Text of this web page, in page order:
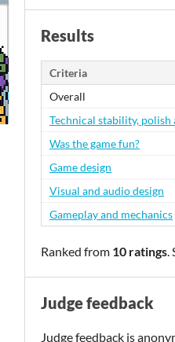
Results
Criteria
Overall
Technical stability, polish
Was the game fun?
Game design
Visual and audio design
Gameplay and mechanics
Ranked from 10 ratings.
Judge feedback
Judge feedback is